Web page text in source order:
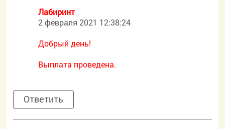
Лабиринт
2 февраля 2021 12:38:24
Добрый день!
Выплата проведена.
Ответить